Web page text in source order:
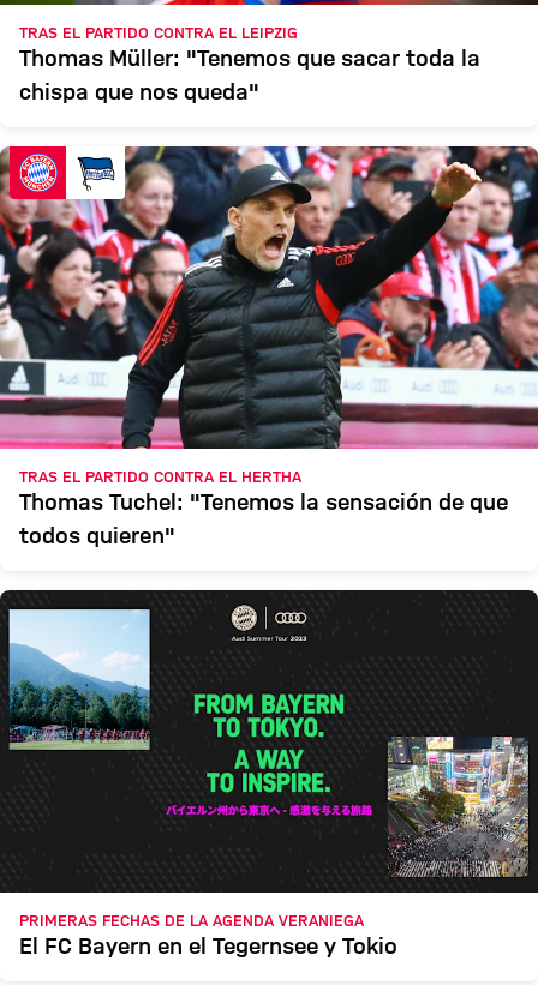
TRAS EL PARTIDO CONTRA EL LEIPZIG
Thomas Müller: "Tenemos que sacar toda la
chispa que nos queda"
TRAS EL PARTIDO CONTRA EL HERTHA
Thomas Tuchel: "Tenemos la sensación de que
todos quieren"
PRIMERAS FECHAS DE LA AGENDA VERANIEGA
El FC Bayern en el Tegernsee y Tokio